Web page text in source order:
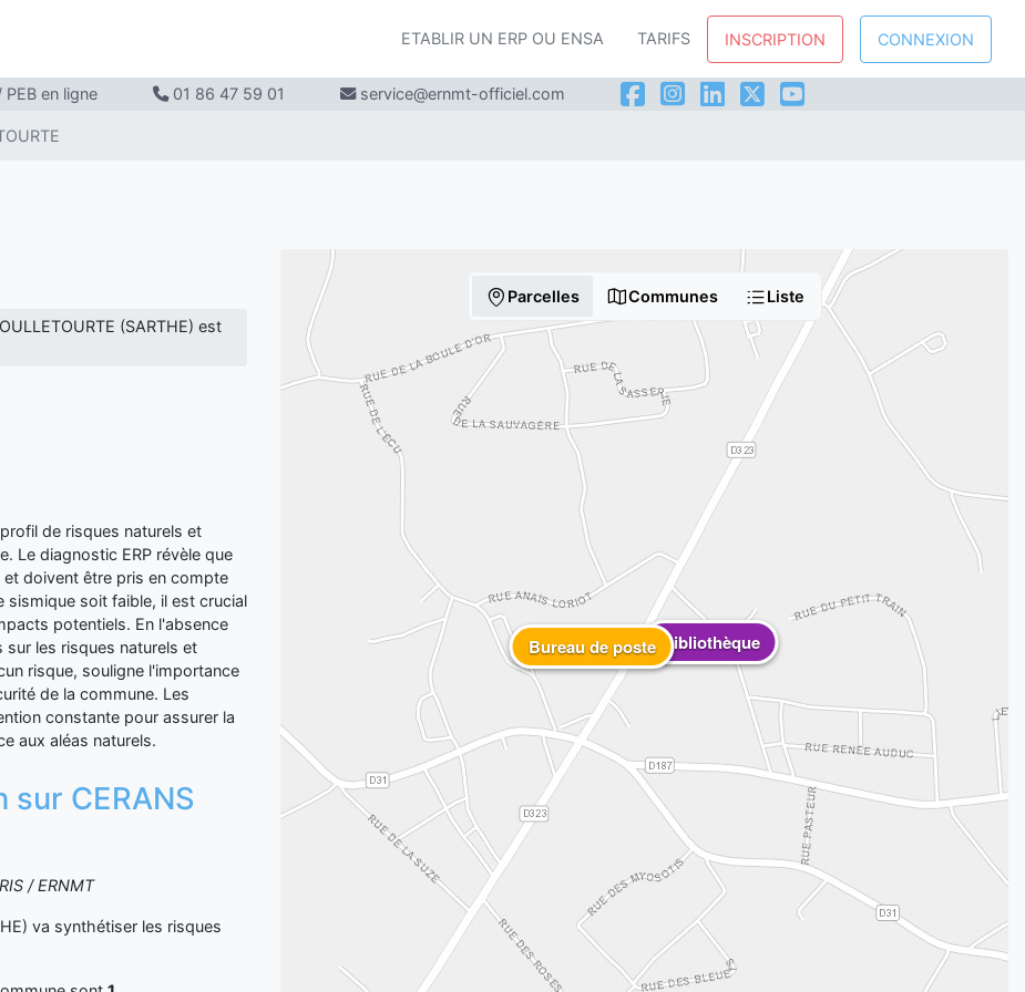
ETABLIR UN ERP OU ENSA TARIFS INSCRIPTION CONNEXION
PEB en ligne 01 86 47 59 01 service@ernmt-officiel.com
(SARTHE) est
de risques naturels et
Le diagnostic ERP révèle que
doivent être pris en compte
sismique soit faible, il est crucial
potentiels. En l'absence
sur les risques naturels et
risque, souligne l'importance
de la commune. Les
constante pour assurer la
aux aléas naturels.
CERANS
/ ERNMT
va synthétiser les risques
Parcelles Communes Liste
Bibliothèque
Bureau de poste